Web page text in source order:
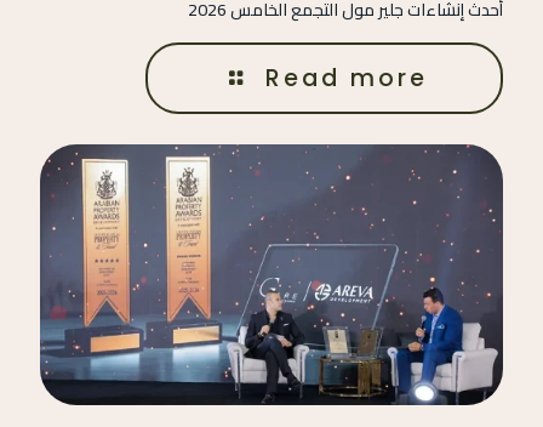
أحدث إنشاءات جلير مول التجمع الخامس 2026
Read more